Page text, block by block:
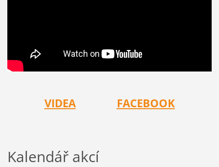
VIDEA FACEBOOK
Kalendář akcí